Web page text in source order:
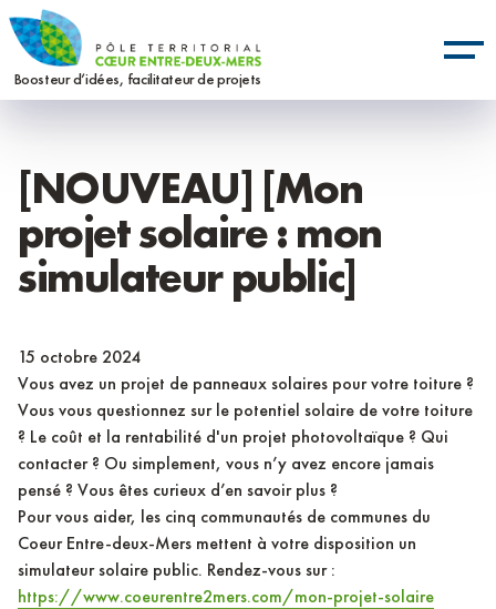
Aller
au
contenu
Boosteur d’idées, facilitateur de projets
[NOUVEAU] [Mon
projet solaire : mon
simulateur public]
15 octobre 2024
Vous avez un projet de panneaux solaires pour votre toiture ?
Vous vous questionnez sur le potentiel solaire de votre toiture
? Le coût et la rentabilité d'un projet photovoltaïque ? Qui
contacter ? Ou simplement, vous n’y avez encore jamais
pensé ? Vous êtes curieux d’en savoir plus ?
Pour vous aider, les cinq communautés de communes du
Coeur Entre-deux-Mers mettent à votre disposition un
simulateur solaire public. Rendez-vous sur :
https://www.coeurentre2mers.com/mon-projet-solaire
Panneau de gestion des cookies